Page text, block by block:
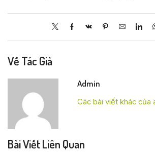
Về Tác Giả
Admin
Các bài viết khác của
Bài Viết Liên Quan